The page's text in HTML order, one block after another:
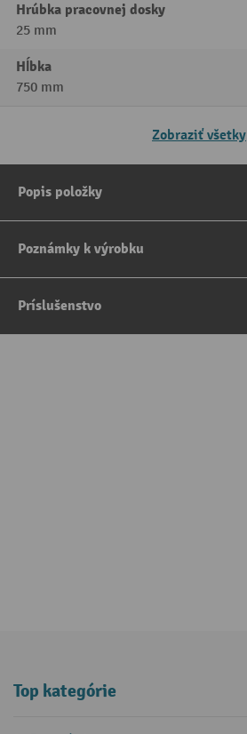
Hrúbka pracovnej dosky
25 mm
Hĺbka
750 mm
Zobraziť všetky
Popis položky
Poznámky k výrobku
Príslušenstvo
Top kategórie